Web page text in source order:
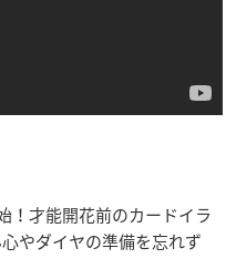
！才能開花前のカードイラ
やダイヤの準備を忘れず